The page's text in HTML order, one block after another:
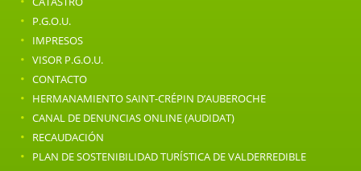
· P.G.O.U.
· IMPRESOS
· VISOR P.G.O.U.
· CONTACTO
· HERMANAMIENTO SAINT-CRÉPIN D’AUBEROCHE
· CANAL DE DENUNCIAS ONLINE (AUDIDAT)
· RECAUDACIÓN
· PLAN DE SOSTENIBILIDAD TURÍSTICA DE VALDERREDIBLE